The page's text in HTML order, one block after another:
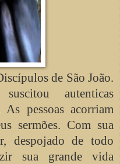
de São João.
autenticas
As pessoas acorriam
sermões. Com sua
despojado de todo
sua grande vida